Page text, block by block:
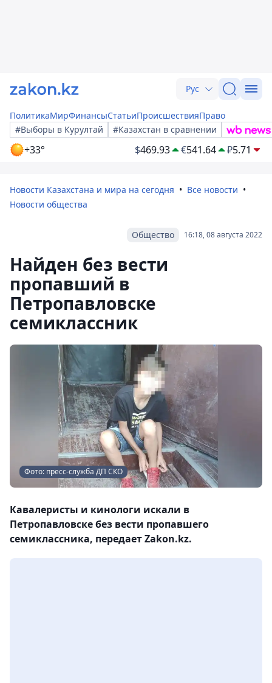
Рус
ПолитикаМирФинансыСтатьиПроисшествияПраво
#Выборы в Курултай
#Казахстан в сравнении
+33° $469.93 €541.64 ₽5.71
Новости Казахстана и мира на сегодня
Все новости
Новости общества
16:18, 08 августа 2022
Общество
Найден без вести
пропавший в
Петропавловске
семиклассник
Фото: пресс-служба ДП СКО
Кавалеристы и кинологи искали в
Петропавловске без вести пропавшего
семиклассника, передает Zakon.kz.